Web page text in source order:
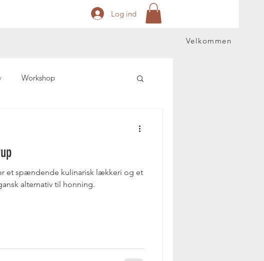
Log ind
Velkommen
Workshop
et spændende kulinarisk lækkeri og et
alternativ til honning.